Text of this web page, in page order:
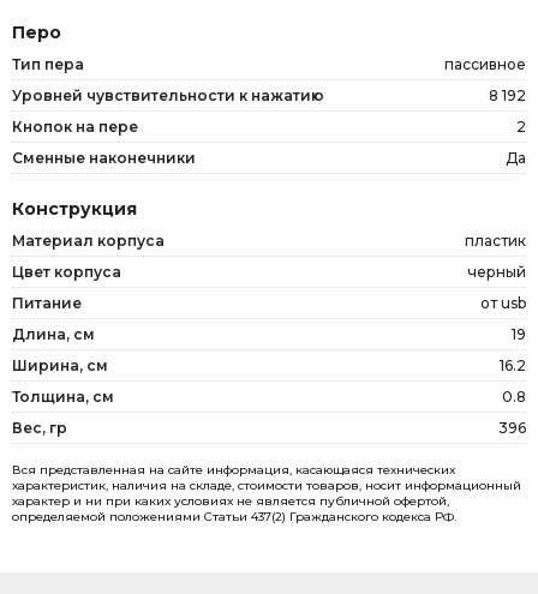
Перо
Тип пера
пассивное
Уровней чувствительности к нажатию
8 192
Кнопок на пере
2
Сменные наконечники
Да
Конструкция
Материал корпуса
пластик
Цвет корпуса
черный
Питание
от usb
Длина, см
19
Ширина, см
16.2
Толщина, см
0.8
Вес, гр
396
Вся представленная на сайте информация, касающаяся технических
характеристик, наличия на складе, стоимости товаров, носит информационный
характер и ни при каких условиях не является публичной офертой,
определяемой положениями Статьи 437(2) Гражданского кодекса РФ.